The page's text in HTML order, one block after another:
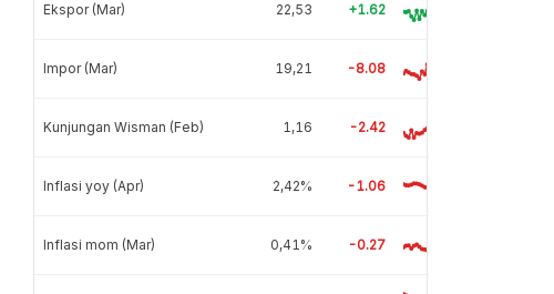
Ekspor (Mar) 22,53 +1.62
Impor (Mar) 19,21 -8.08
Kunjungan Wisman (Feb) 1,16 -2.42
Inflasi yoy (Apr) 2,42% -1.06
Inflasi mom (Mar) 0,41% -0.27